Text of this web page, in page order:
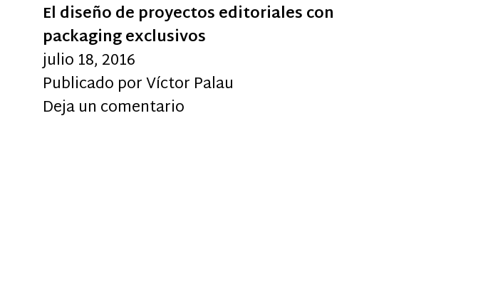
El diseño de proyectos editoriales con
packaging exclusivos
julio 18, 2016
Publicado porVíctor Palau
Deja un comentario